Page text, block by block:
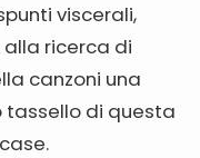
viscerali,
ricerca di
canzoni una
tassello di questa